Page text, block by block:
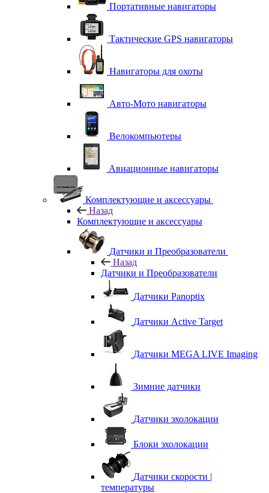
Портативные навигаторы
Тактические GPS навигаторы
Навигаторы для охоты
Авто-Мото навигаторы
Велокомпьютеры
Авиационные навигаторы
Комплектующие и аксессуары
Назад
Комплектующие и аксессуары
Датчики и Преобразователи
Назад
Датчики и Преобразователи
Датчики Panoptix
Датчики Active Target
Датчики MEGA LIVE Imaging
Зимние датчики
Датчики эхолокации
Блоки эхолокации
Датчики скорости |
температуры